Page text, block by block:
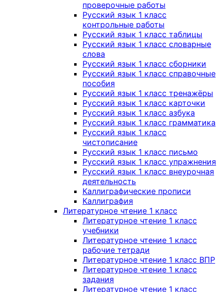
проверочные работы
Русский язык 1 класс
контрольные работы
Русский язык 1 класс таблицы
Русский язык 1 класс словарные
слова
Русский язык 1 класс сборники
Русский язык 1 класс справочные
пособия
Русский язык 1 класс тренажёры
Русский язык 1 класс карточки
Русский язык 1 класс азбука
Русский язык 1 класс грамматика
Русский язык 1 класс
чистописание
Русский язык 1 класс письмо
Русский язык 1 класс упражнения
Русский язык 1 класс внеурочная
деятельность
Каллиграфические прописи
Каллиграфия
Литературное чтение 1 класс
Литературное чтение 1 класс
учебники
Литературное чтение 1 класс
рабочие тетради
Литературное чтение 1 класс ВПР
Литературное чтение 1 класс
задания
Литературное чтение 1 класс